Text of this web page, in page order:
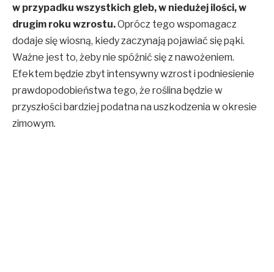
w przypadku wszystkich gleb, w niedużej ilości, w
drugim roku wzrostu.Oprócz tego wspomagacz
dodaje się wiosną, kiedy zaczynają pojawiać się pąki.
Ważne jest to, żeby nie spóźnić się z nawożeniem.
Efektem będzie zbyt intensywny wzrost i podniesienie
prawdopodobieństwa tego, że roślina będzie w
przyszłości bardziej podatna na uszkodzenia w okresie
zimowym.